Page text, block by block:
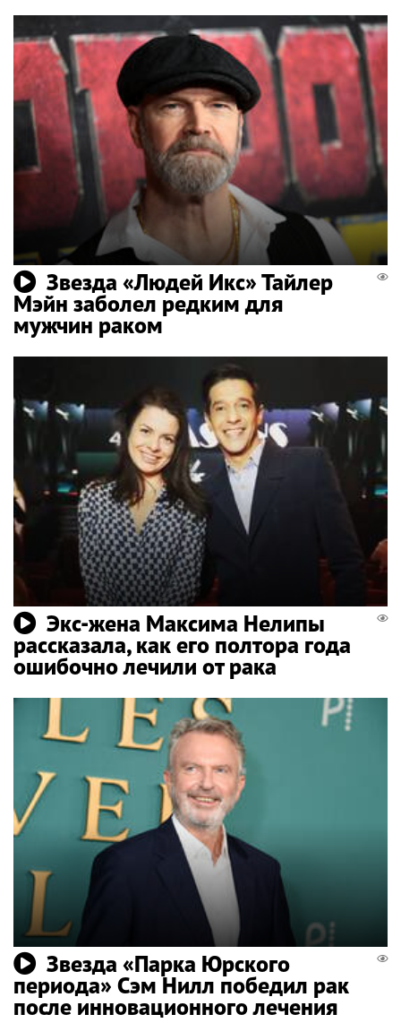
Звезда «Людей Икс» Тайлер
Мэйн заболел редким для
мужчин раком
Экс-жена Максима Нелипы
рассказала, как его полтора года
ошибочно лечили от рака
Звезда «Парка Юрского
периода» Сэм Нилл победил рак
после инновационного лечения